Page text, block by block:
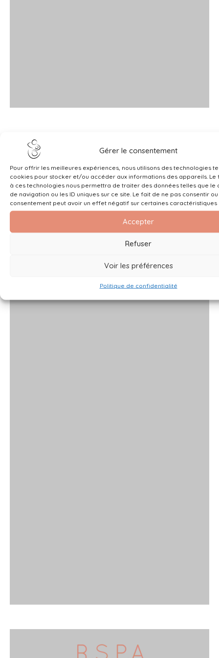
Gérer le consentement
Pour offrir les meilleures expériences, nous utilisons des technologies
cookies pour stocker et/ou accéder aux informations des appareils. Le
à ces technologies nous permettra de traiter des données telles que le
de navigation ou les ID uniques sur ce site. Le fait de ne pas consentir
consentement peut avoir un effet négatif sur certaines caractéristiques
Accepter
Refuser
Voir les préférences
Politique de confidentialité